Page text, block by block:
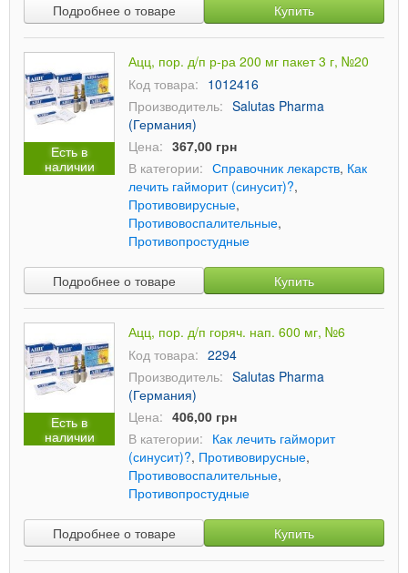
Подробнее о товаре Купить
Есть в
наличии
Ацц, пор. д/п р-ра 200 мг пакет 3 г, №20
Код товара: 1012416
Производитель: Salutas Pharma
(Германия)
Цена: 367,00 грн
В категории: Справочник лекарств, Как
лечить гайморит (синусит)?,
Противовирусные,
Противовоспалительные,
Противопростудные
Подробнее о товаре Купить
Есть в
наличии
Ацц, пор. д/п горяч. нап. 600 мг, №6
Код товара: 2294
Производитель: Salutas Pharma
(Германия)
Цена: 406,00 грн
В категории: Как лечить гайморит
(синусит)?, Противовирусные,
Противовоспалительные,
Противопростудные
Подробнее о товаре Купить